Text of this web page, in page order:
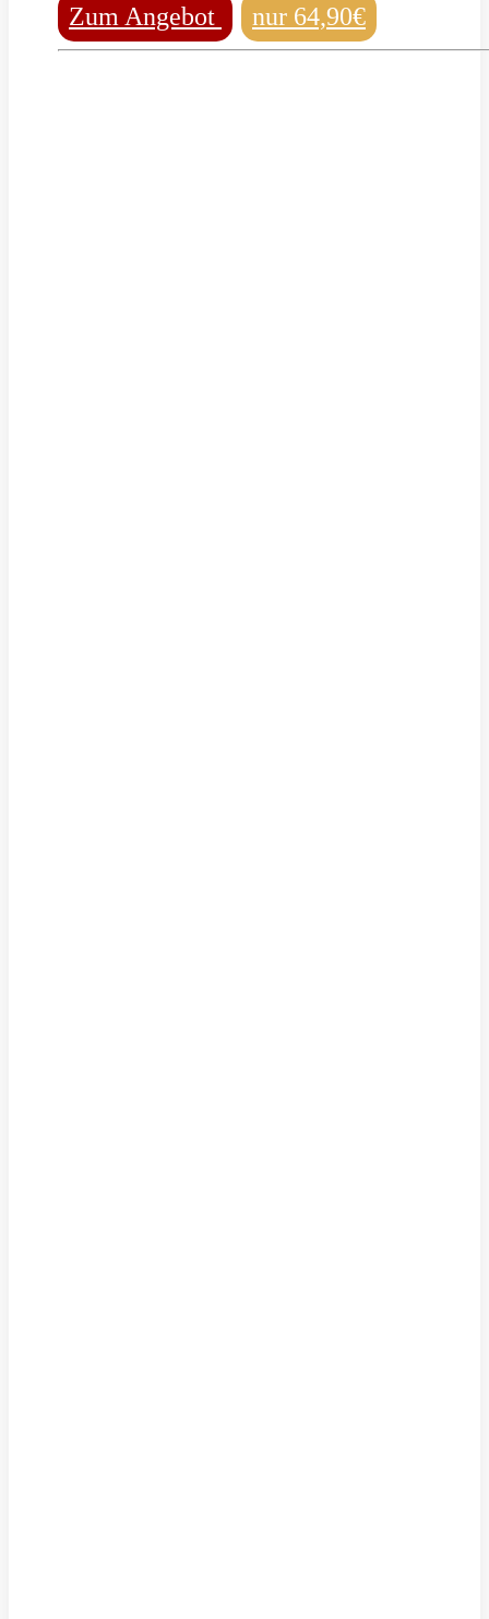
Zum Angebot nur 64,90€